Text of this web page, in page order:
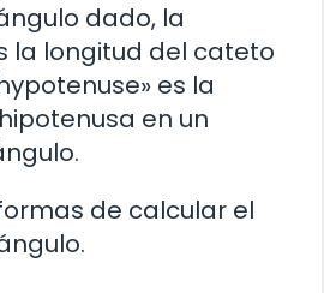
dado, la
la longitud del cateto
es la
en un
de calcular el